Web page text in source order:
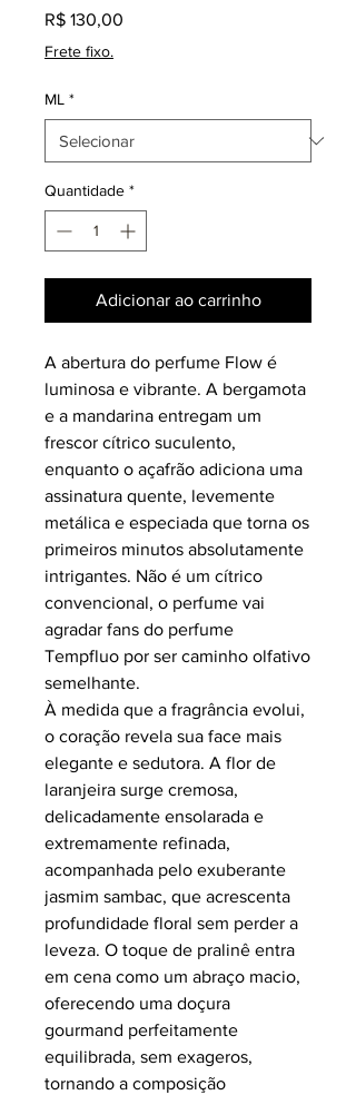
R$ 130,00
Frete fixo.
ML *
Quantidade *
Adicionar ao carrinho
A abertura do perfume Flow é
luminosa e vibrante. A bergamota
e a mandarina entregam um
frescor cítrico suculento,
enquanto o açafrão adiciona uma
assinatura quente, levemente
metálica e especiada que torna os
primeiros minutos absolutamente
intrigantes. Não é um cítrico
convencional, o perfume vai
agradar fans do perfume
Tempfluo por ser caminho olfativo
semelhante.
À medida que a fragrância evolui,
o coração revela sua face mais
elegante e sedutora. A flor de
laranjeira surge cremosa,
delicadamente ensolarada e
extremamente refinada,
acompanhada pelo exuberante
jasmim sambac, que acrescenta
profundidade floral sem perder a
leveza. O toque de pralinê entra
em cena como um abraço macio,
oferecendo uma doçura
gourmand perfeitamente
equilibrada, sem exageros,
tornando a composição